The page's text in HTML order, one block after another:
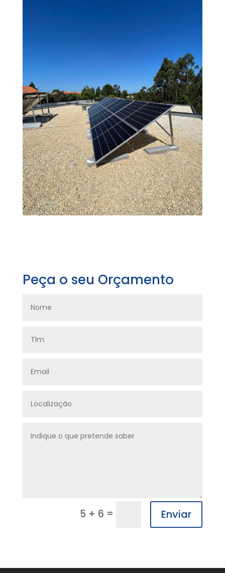
Peça o seu Orçamento
5 + 6 = Enviar